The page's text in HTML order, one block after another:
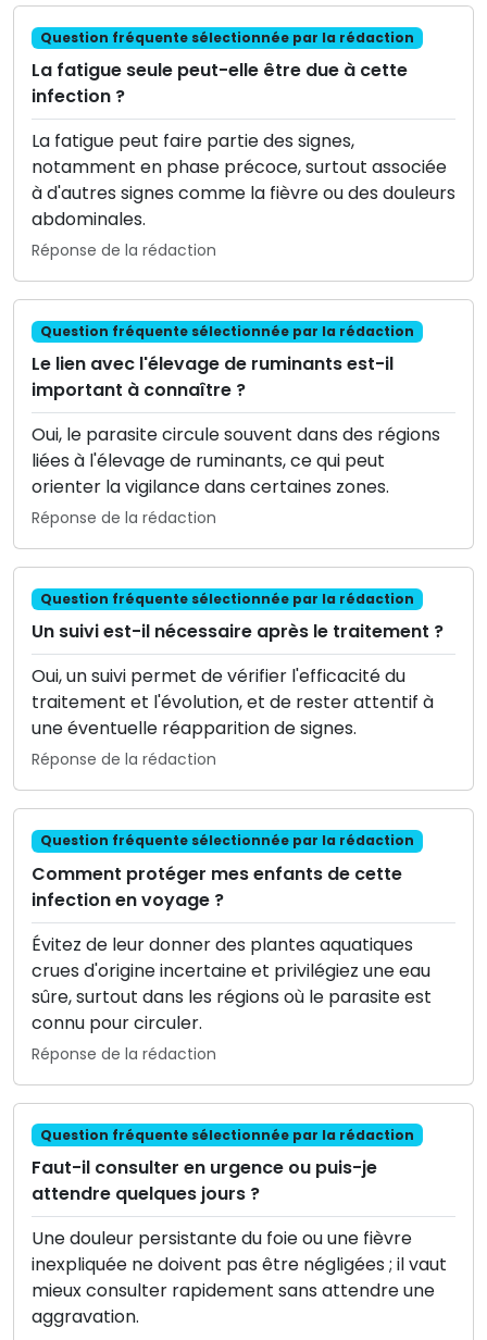
Question fréquente sélectionnée par la rédaction
La fatigue seule peut-elle être due à cette
infection ?
La fatigue peut faire partie des signes,
notamment en phase précoce, surtout associée
à d'autres signes comme la fièvre ou des douleurs
abdominales.
Réponse de la rédaction
Question fréquente sélectionnée par la rédaction
Le lien avec l'élevage de ruminants est-il
important à connaître ?
Oui, le parasite circule souvent dans des régions
liées à l'élevage de ruminants, ce qui peut
orienter la vigilance dans certaines zones.
Réponse de la rédaction
Question fréquente sélectionnée par la rédaction
Un suivi est-il nécessaire après le traitement ?
Oui, un suivi permet de vérifier l'efficacité du
traitement et l'évolution, et de rester attentif à
une éventuelle réapparition de signes.
Réponse de la rédaction
Question fréquente sélectionnée par la rédaction
Comment protéger mes enfants de cette
infection en voyage ?
Évitez de leur donner des plantes aquatiques
crues d'origine incertaine et privilégiez une eau
sûre, surtout dans les régions où le parasite est
connu pour circuler.
Réponse de la rédaction
Question fréquente sélectionnée par la rédaction
Faut-il consulter en urgence ou puis-je
attendre quelques jours ?
Une douleur persistante du foie ou une fièvre
inexpliquée ne doivent pas être négligées ; il vaut
mieux consulter rapidement sans attendre une
aggravation.